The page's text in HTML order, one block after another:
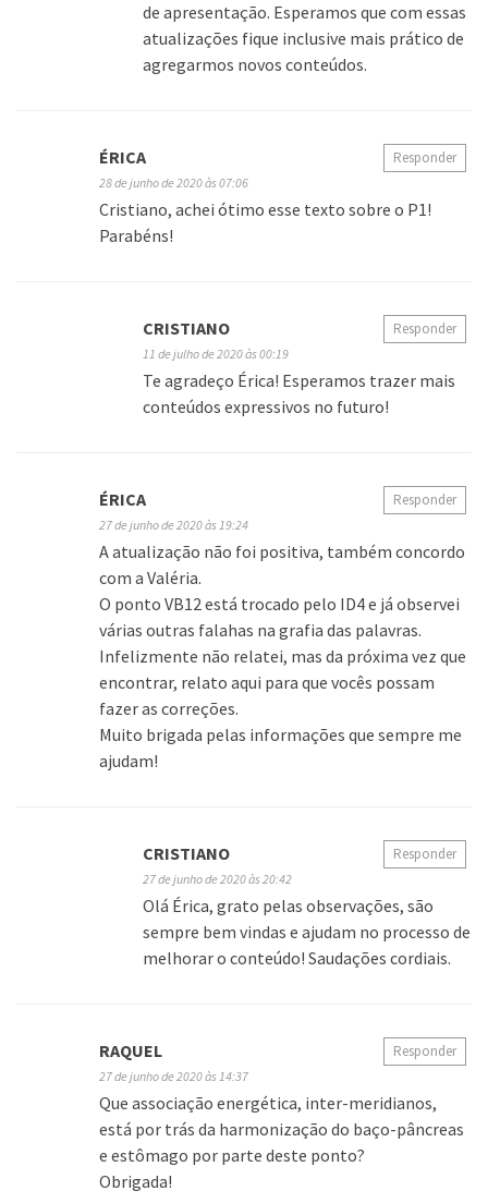
de apresentação. Esperamos que com essas
atualizações fique inclusive mais prático de
agregarmos novos conteúdos.
ÉRICA
28 de junho de 2020 às 07:06
Cristiano, achei ótimo esse texto sobre o P1!
Parabéns!
Responder
CRISTIANO
11 de julho de 2020 às 00:19
Te agradeço Érica! Esperamos trazer mais
conteúdos expressivos no futuro!
Responder
ÉRICA
27 de junho de 2020 às 19:24
A atualização não foi positiva, também concordo
com a Valéria.
O ponto VB12 está trocado pelo ID4 e já observei
várias outras falahas na grafia das palavras.
Infelizmente não relatei, mas da próxima vez que
encontrar, relato aqui para que vocês possam
fazer as correções.
Muito brigada pelas informações que sempre me
ajudam!
Responder
CRISTIANO
27 de junho de 2020 às 20:42
Olá Érica, grato pelas observações, são
sempre bem vindas e ajudam no processo de
melhorar o conteúdo! Saudações cordiais.
Responder
RAQUEL
27 de junho de 2020 às 14:37
Que associação energética, inter-meridianos,
está por trás da harmonização do baço-pâncreas
e estômago por parte deste ponto?
Obrigada!
Responder